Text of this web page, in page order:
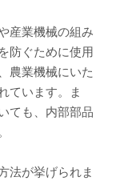
産業機械の組み
防ぐために使用
農業機械にいた
ています。ま
ても、内部部品
法が挙げられま